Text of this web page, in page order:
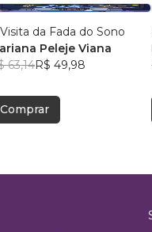
da Fada do Sono
Peleje Viana
63,14R$ 49,98
Comprar